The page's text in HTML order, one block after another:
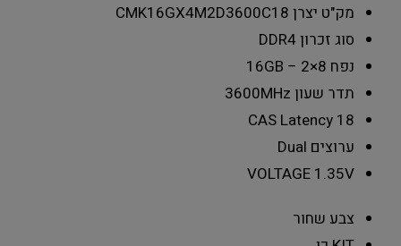
מק"ט יצרן CMK16GX4M2D3600C18
סוג זכרוןDDR4
נפח 16GB – 2×8
תדר שעון 3600MHz
CAS Latency 18
ערוצים Dual
VOLTAGE 1.35V
צבע שחור